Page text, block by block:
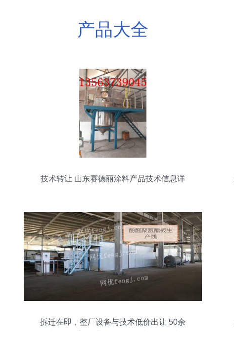
产品大全
技术转让 山东赛德丽涂料产品技术信息详
拆迁在即，整厂设备与技术低价出让 50余